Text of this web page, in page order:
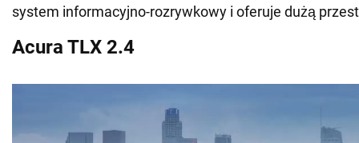
system informacyjno-rozrywkowy i oferuje dużą
Acura TLX 2.4